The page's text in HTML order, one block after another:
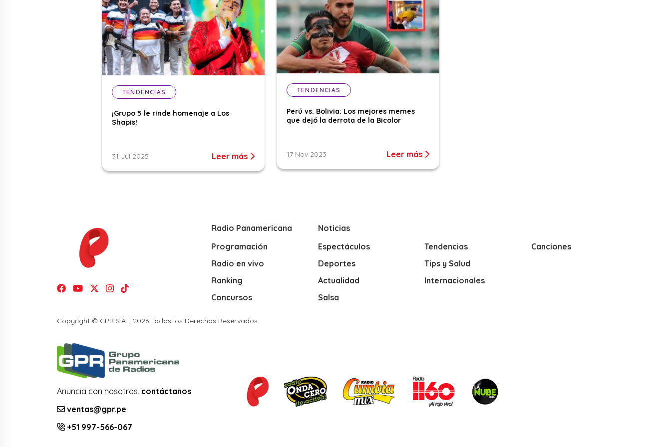
TENDENCIAS
¡Grupo 5 le rinde homenaje a Los
Shapis!
31 Jul 2025 Leer más
TENDENCIAS
Perú vs. Bolivia: Los mejores memes
que dejó la derrota de la Bicolor
17 Nov 2023 Leer más
Radio Panamericana
Programación
Radio en vivo
Ranking
Concursos
Noticias
Espectáculos
Deportes
Actualidad
Salsa
Tendencias
Tips y Salud
Internacionales
Canciones
Copyright © GPR S.A. | 2026 Todos los Derechos Reservados.
Anuncia con nosotros, contáctanos
ventas@gpr.pe
+51 997-566-067